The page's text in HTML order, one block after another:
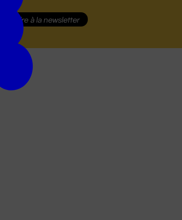
S'inscrire à la newsletter